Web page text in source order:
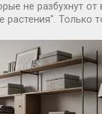
не разбухнут
Только